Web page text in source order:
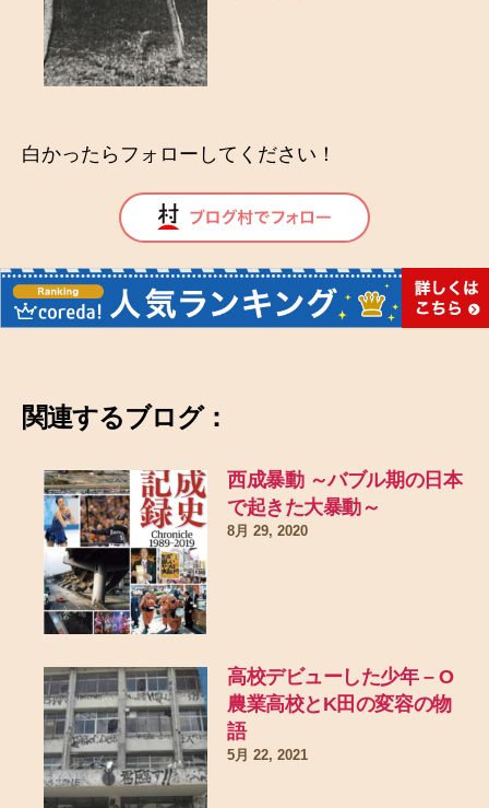
白かったらフォローしてください！
関連するブログ：
西成暴動 ～バブル期の日本
で起きた大暴動～
8月 29, 2020
高校デビューした少年 – O
農業高校とK田の変容の物
語
5月 22, 2021